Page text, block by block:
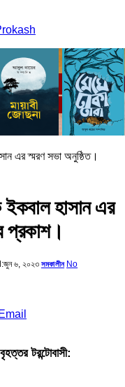
এর স্মরণ সভা অনুষ্ঠিত।
ইকবাল হাসান এর
প্রকাশ।
জুন ৬, ২০২৩ সমকালীন No
Email
টরন্টোবাসী: